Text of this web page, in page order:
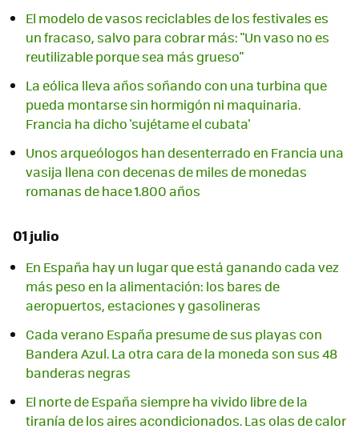
El modelo de vasos reciclables de los festivales es
un fracaso, salvo para cobrar más: "Un vaso no es
reutilizable porque sea más grueso"
La eólica lleva años soñando con una turbina que
pueda montarse sin hormigón ni maquinaria.
Francia ha dicho 'sujétame el cubata'
Unos arqueólogos han desenterrado en Francia una
vasija llena con decenas de miles de monedas
romanas de hace 1.800 años
01 julio
En España hay un lugar que está ganando cada vez
más peso en la alimentación: los bares de
aeropuertos, estaciones y gasolineras
Cada verano España presume de sus playas con
Bandera Azul. La otra cara de la moneda son sus 48
banderas negras
El norte de España siempre ha vivido libre de la
tiranía de los aires acondicionados. Las olas de calor